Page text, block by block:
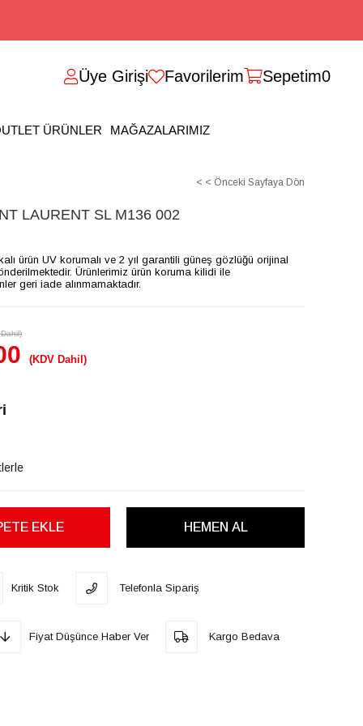
Üye Girişi Favorilerim Sepetim0
ÜRÜNLER MAĞAZALARIMIZ
< < Önceki Sayfaya Dön
LAURENT SL M136 002
ürün UV korumalı ve 2 yıl garantili güneş gözlüğü orijinal
Ürünlerimiz ürün koruma kilidi ile
geri iade alınmamaktadır.
(KDV Dahil)
Kritik Stok Telefonla Sipariş
Fiyat Düşünce Haber Ver Kargo Bedava